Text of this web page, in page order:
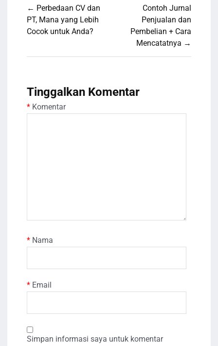
Navigasi
pos
← Perbedaan CV dan
PT, Mana yang Lebih
Cocok untuk Anda?
Contoh Jurnal
Penjualan dan
Pembelian + Cara
Mencatatnya →
Tinggalkan Komentar
* Komentar
* Nama
* Email
Simpan informasi saya untuk komentar